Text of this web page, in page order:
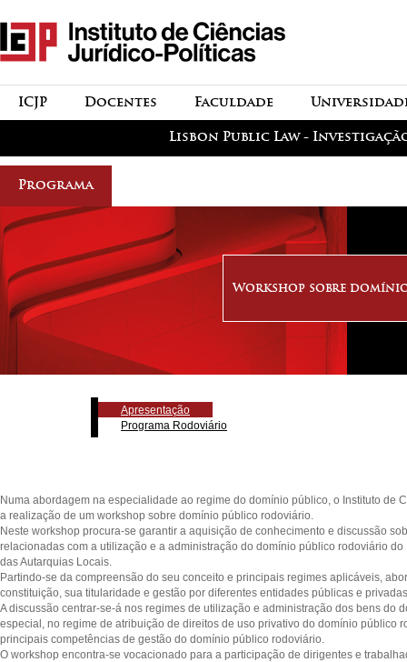
principal
icjp
menu-institucional Faculdade
Docentes
ICJP
Lisbon Public Law -
Programa
Workshop sobre
Apresentação
Programa Rodoviário
Numa abordagem na especialidade ao regime do domínio público, o Instituto de
a realização de um workshop sobre domínio público rodoviário.
Neste workshop procura-se garantir a aquisição de conhecimento e discussão
relacionadas com a utilização e a administração do domínio público rodoviário do
das Autarquias Locais.
Partindo-se da compreensão do seu conceito e principais regimes aplicáveis,
constituição, sua titularidade e gestão por diferentes entidades públicas e
A discussão centrar-se-á nos regimes de utilização e administração dos bens do
especial, no regime de atribuição de direitos de uso privativo do domínio público
principais competências de gestão do domínio público rodoviário.
O workshop encontra-se vocacionado para a participação de dirigentes e